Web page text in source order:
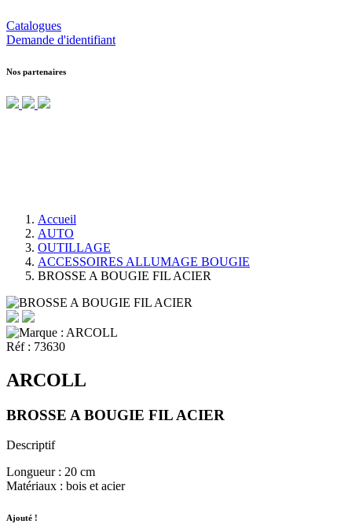
Catalogues
Demande d'identifiant
Nos partenaires
Accueil
AUTO
OUTILLAGE
ACCESSOIRES ALLUMAGE BOUGIE
BROSSE A BOUGIE FIL ACIER
Réf : 73630
ARCOLL
BROSSE A BOUGIE FIL ACIER
Descriptif
Longueur : 20 cm
Matériaux : bois et acier
Ajouté !